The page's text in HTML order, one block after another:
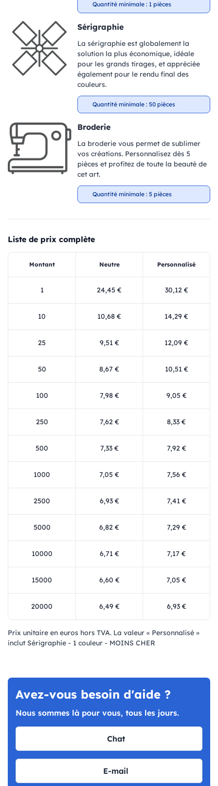
Quantité minimale : 1 pièces
Sérigraphie
La sérigraphie est globalement la
solution la plus économique, idéale
pour les grands tirages, et appréciée
également pour le rendu final des
couleurs.
Quantité minimale : 50 pièces
Broderie
La broderie vous permet de sublimer
vos créations. Personnalisez dès 5
pièces et profitez de toute la beauté de
cet art.
Quantité minimale : 5 pièces
Liste de prix complète
Montant Neutre Personnalisé
1 24,45 € 30,12 €
10 10,68 € 14,29 €
25 9,51 € 12,09 €
50 8,67 € 10,51 €
100 7,98 € 9,05 €
250 7,62 € 8,33 €
500 7,33 € 7,92 €
1000 7,05 € 7,56 €
2500 6,93 € 7,41 €
5000 6,82 € 7,29 €
10000 6,71 € 7,17 €
15000 6,60 € 7,05 €
20000 6,49 € 6,93 €
Prix ​​unitaire en euros hors TVA. La valeur « Personnalisé »
inclut Sérigraphie - 1 couleur - MOINS CHER
Avez-vous besoin d'aide ?
Nous sommes là pour vous, tous les jours.
Chat
E-mail